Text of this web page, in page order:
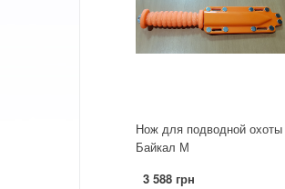
Нож для подводной охоты
Байкал М
3 588 грн